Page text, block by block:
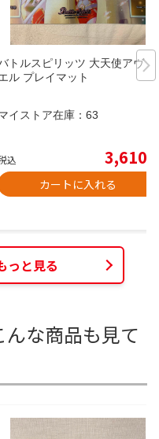
トルスピリッツ 大天使アヴリ
ル プレイマット
イストア在庫： 63
込 3,610
カートに入れる
っと見る
な商品も見て